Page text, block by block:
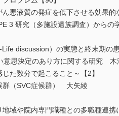
悪液質の発症を低下させる効果
3 研究（多施設遺族調査）からの
discussion）の実態と終末期の
思決定のあり方に関する研究 木
た数分で起こること～【2】
群（SVC症候群） 大矢綾
地域や院内専門職種との多職種連